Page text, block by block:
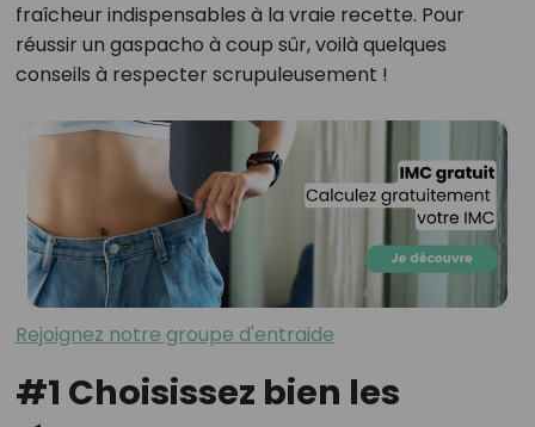
fraîcheur indispensables à la vraie recette. Pour
réussir un gaspacho à coup sûr, voilà quelques
conseils à respecter scrupuleusement !
Rejoignez notre groupe d'entraide
#1 Choisissez bien les